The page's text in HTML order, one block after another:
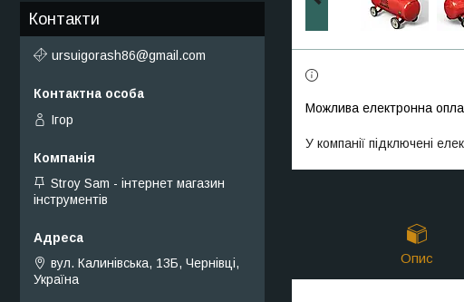
У компанії підключені
Опис
Контакти
ursuigorash86@gmail.com
Ігор
Stroy Sam - інтернет магазин
інструментів
вул. Калинівська, 13Б, Чернівці,
Україна